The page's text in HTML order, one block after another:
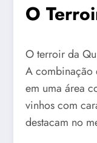
O
O terroir da
A combinação
em uma área
vinhos com
destacam no